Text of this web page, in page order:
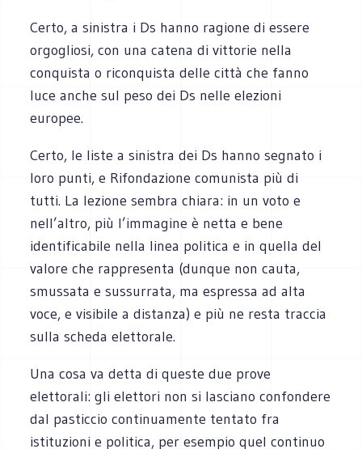
Certo, a sinistra i Ds hanno ragione di essere
orgogliosi, con una catena di vittorie nella
conquista o riconquista delle città che fanno
luce anche sul peso dei Ds nelle elezioni
europee.
Certo, le liste a sinistra dei Ds hanno segnato i
loro punti, e Rifondazione comunista più di
tutti. La lezione sembra chiara: in un voto e
nell’altro, più l’immagine è netta e bene
identificabile nella linea politica e in quella del
valore che rappresenta (dunque non cauta,
smussata e sussurrata, ma espressa ad alta
voce, e visibile a distanza) e più ne resta traccia
sulla scheda elettorale.
Una cosa va detta di queste due prove
elettorali: gli elettori non si lasciano confondere
dal pasticcio continuamente tentato fra
istituzioni e politica, per esempio quel continuo